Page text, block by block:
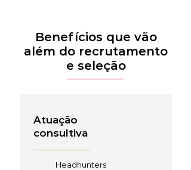
Benefícios que vão
além do recrutamento
e seleção
Atuação
consultiva
Headhunters